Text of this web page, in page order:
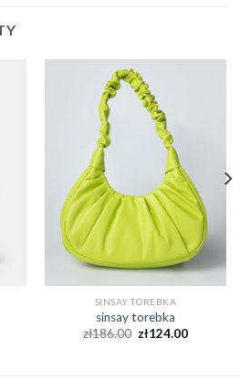
SINSAY TOREBKA
sinsay torebka
zł186.00 zł124.00